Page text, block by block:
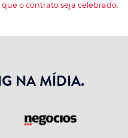
o contrato seja celebrado.
NA MÍDIA.